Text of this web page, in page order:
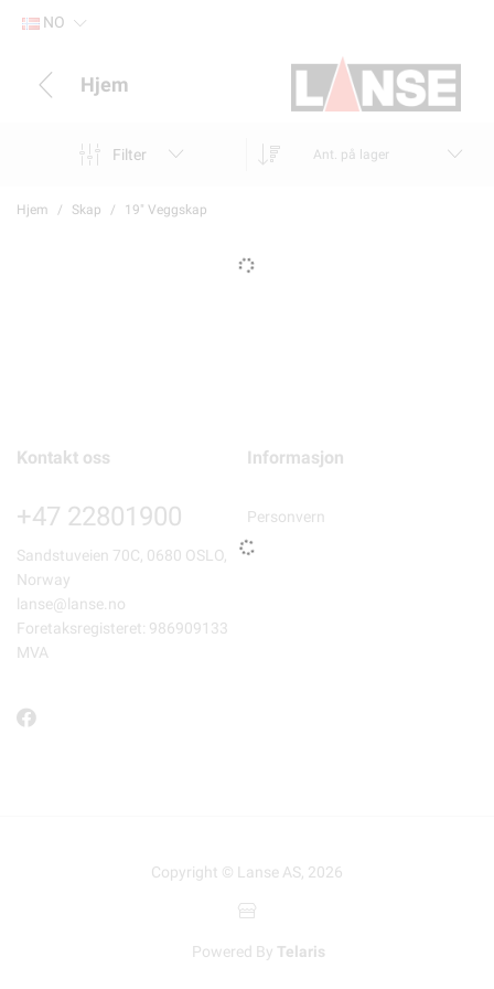
NO
Hjem
Filter Ant. på lager
Hjem Skap 19" Veggskap
Kontakt oss
+47 22801900
Sandstuveien 70C, 0680 OSLO,
Norway
lanse@lanse.no
Foretaksregisteret: 986909133
MVA
Informasjon
Personvern
Copyright © Lanse AS, 2026
Powered By Telaris